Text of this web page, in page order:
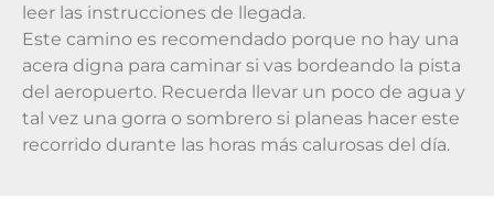
leer las instrucciones de llegada.
Este camino es recomendado porque no hay una
acera digna para caminar si vas bordeando la pista
del aeropuerto. Recuerda llevar un poco de agua y
tal vez una gorra o sombrero si planeas hacer este
recorrido durante las horas más calurosas del día.